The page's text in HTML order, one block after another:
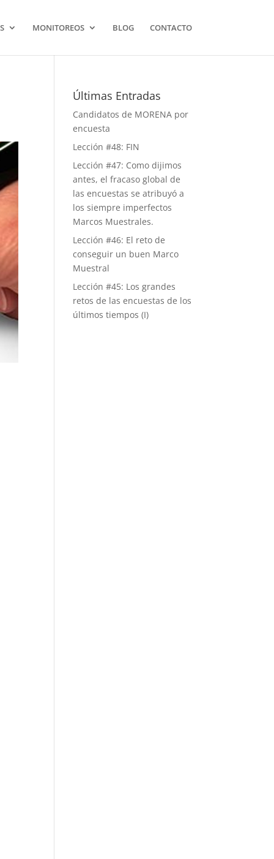
MONITOREOS BLOG CONTACTO
Últimas Entradas
Candidatos de MORENA por
encuesta
Lección #48: FIN
Lección #47: Como dijimos
antes, el fracaso global de
las encuestas se atribuyó a
los siempre imperfectos
Marcos Muestrales.
Lección #46: El reto de
conseguir un buen Marco
Muestral
Lección #45: Los grandes
retos de las encuestas de los
últimos tiempos (I)